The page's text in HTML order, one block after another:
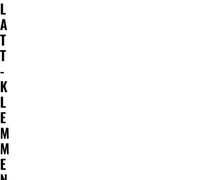
L
A
T
T
-
K
L
E
M
M
E